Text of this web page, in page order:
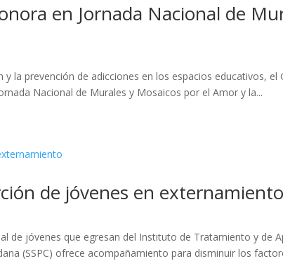
en Jornada Nacional de
la prevención de adicciones en los espacios educativos,
Nacional de Murales y Mosaicos por el Amor y la...
de jóvenes en externamiento
de jóvenes que egresan del Instituto de Tratamiento y de
(SSPC) ofrece acompañamiento para disminuir los